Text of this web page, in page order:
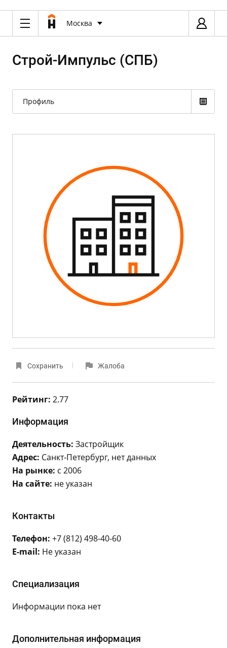
Москва
Строй-Импульс (СПБ)
Профиль
Сохранить Жалоба
Рейтинг: 2.77
Информация
Деятельность: Застройщик
Адрес: Санкт-Петербург, нет данных
На рынке: с 2006
На сайте: не указан
Контакты
Телефон: +7 (812) 498-40-60
E-mail: Не указан
Специализация
Информации пока нет
Дополнительная информация